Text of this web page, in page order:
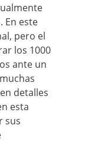
En este
pero el
los 1000
ante un
detalles
esta
sus